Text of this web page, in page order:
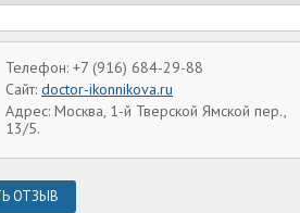
Телефон: +7 (916) 684-29-88
Сайт: doctor-ikonnikova.ru
Адрес: Москва, 1-й Тверской Ямской пер.,
13/5.
ОТЗЫВ